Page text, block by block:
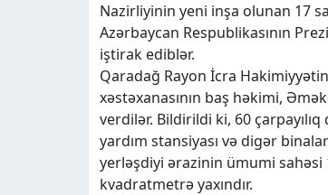
Nazirliyinin yeni inşa olunan 17
Azərbaycan Respublikasının
iştirak ediblər.
Qaradağ Rayon İcra
xəstəxanasının baş həkimi,
verdilər. Bildirildi ki, 60
yardım stansiyası və digər
yerləşdiyi ərazinin ümumi sahəsi
kvadratmetrə yaxındır.